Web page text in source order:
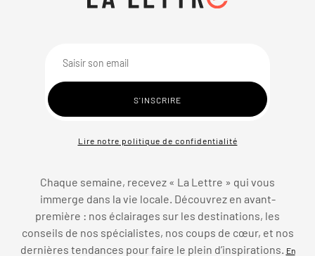
Lire notre politique de confidentialité
Chaque semaine, recevez « La Lettre » qui vous
immerge dans la vie locale. Découvrez en avant-
première : nos éclairages sur les destinations, les
conseils de nos spécialistes, nos coups de cœur, et nos
dernières tendances pour faire le plein d’inspirations. En